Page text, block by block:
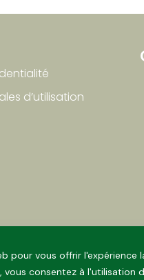
pour vous offrir l'expérience
consentez à l'utilisation
d’utilisation